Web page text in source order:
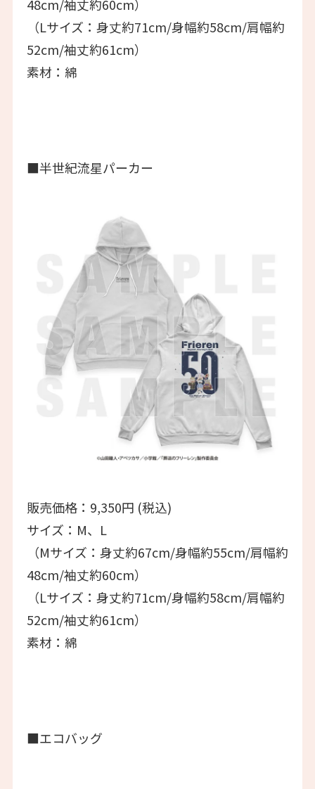
48cm/袖丈約60cm）
（Lサイズ：身丈約71cm/身幅約58cm/肩幅約
52cm/袖丈約61cm）
素材：綿
■半世紀流星パーカー
販売価格：9,350円 (税込)
サイズ：M、L
（Mサイズ：身丈約67cm/身幅約55cm/肩幅約
48cm/袖丈約60cm）
（Lサイズ：身丈約71cm/身幅約58cm/肩幅約
52cm/袖丈約61cm）
素材：綿
■エコバッグ